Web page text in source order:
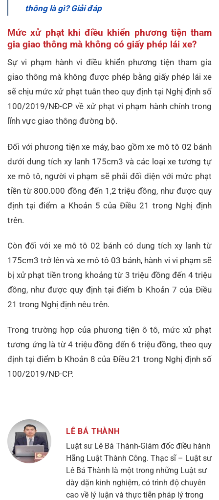
thông là gì? Giải đáp
Mức xử phạt khi điều khiển phương tiện tham
gia giao thông mà không có giấy phép lái xe?
Sự vi phạm hành vi điều khiển phương tiện tham gia
giao thông mà không được phép bằng giấy phép lái xe
sẽ chịu mức xử phạt tuân theo quy định tại Nghị định số
100/2019/NĐ-CP về xử phạt vi phạm hành chính trong
lĩnh vực giao thông đường bộ.
Đối với phương tiện xe máy, bao gồm xe mô tô 02 bánh
dưới dung tích xy lanh 175cm3 và các loại xe tương tự
xe mô tô, người vi phạm sẽ phải đối diện với mức phạt
tiền từ 800.000 đồng đến 1,2 triệu đồng, như được quy
định tại điểm a Khoản 5 của Điều 21 trong Nghị định
trên.
Còn đối với xe mô tô 02 bánh có dung tích xy lanh từ
175cm3 trở lên và xe mô tô 03 bánh, hành vi vi phạm sẽ
bị xử phạt tiền trong khoảng từ 3 triệu đồng đến 4 triệu
đồng, như được quy định tại điểm b Khoản 7 của Điều
21 trong Nghị định nêu trên.
Trong trường hợp của phương tiện ô tô, mức xử phạt
tương ứng là từ 4 triệu đồng đến 6 triệu đồng, theo quy
định tại điểm b Khoản 8 của Điều 21 trong Nghị định số
100/2019/NĐ-CP.
LÊ BÁ THÀNH
Luật sư Lê Bá Thành-Giám đốc điều hành
Hãng Luật Thành Công. Thạc sĩ – Luật sư
Lê Bá Thành là một trong những Luật sư
dày dặn kinh nghiệm, có trình độ chuyên
cao về lý luận và thực tiễn pháp lý trong